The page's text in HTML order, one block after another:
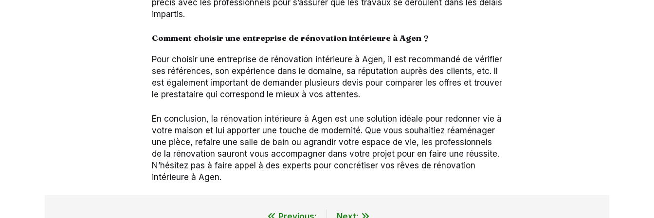
précis avec les professionnels pour s’assurer que les travaux se déroulent dans les délais
impartis.
Comment choisir une entreprise de rénovation intérieure à Agen ?
Pour choisir une entreprise de rénovation intérieure à Agen, il est recommandé de vérifier
ses références, son expérience dans le domaine, sa réputation auprès des clients, etc. Il
est également important de demander plusieurs devis pour comparer les offres et trouver
le prestataire qui correspond le mieux à vos attentes.
En conclusion, la rénovation intérieure à Agen est une solution idéale pour redonner vie à
votre maison et lui apporter une touche de modernité. Que vous souhaitiez réaménager
une pièce, refaire une salle de bain ou agrandir votre espace de vie, les professionnels
de la rénovation sauront vous accompagner dans votre projet pour en faire une réussite.
N’hésitez pas à faire appel à des experts pour concrétiser vos rêves de rénovation
intérieure à Agen.